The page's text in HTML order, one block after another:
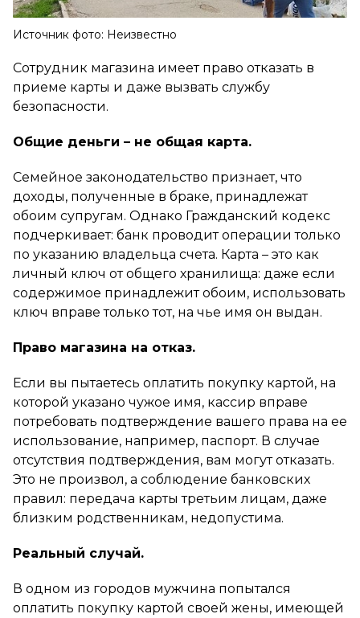
Источник фото: Неизвестно
Сотрудник магазина имеет право отказать в
приеме карты и даже вызвать службу
безопасности.
Общие деньги – не общая карта.
Семейное законодательство признает, что
доходы, полученные в браке, принадлежат
обоим супругам. Однако Гражданский кодекс
подчеркивает: банк проводит операции только
по указанию владельца счета. Карта – это как
личный ключ от общего хранилища: даже если
содержимое принадлежит обоим, использовать
ключ вправе только тот, на чье имя он выдан.
Право магазина на отказ.
Если вы пытаетесь оплатить покупку картой, на
которой указано чужое имя, кассир вправе
потребовать подтверждение вашего права на ее
использование, например, паспорт. В случае
отсутствия подтверждения, вам могут отказать.
Это не произвол, а соблюдение банковских
правил: передача карты третьим лицам, даже
близким родственникам, недопустима.
Реальный случай.
В одном из городов мужчина попытался
оплатить покупку картой своей жены, имеющей